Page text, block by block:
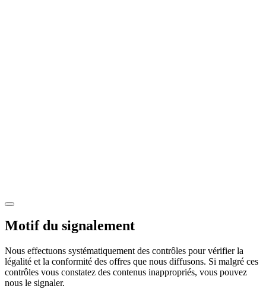
Motif du signalement
Nous effectuons systématiquement des contrôles pour vérifier la
légalité et la conformité des offres que nous diffusons. Si malgré ces
contrôles vous constatez des contenus inappropriés, vous pouvez
nous le signaler.